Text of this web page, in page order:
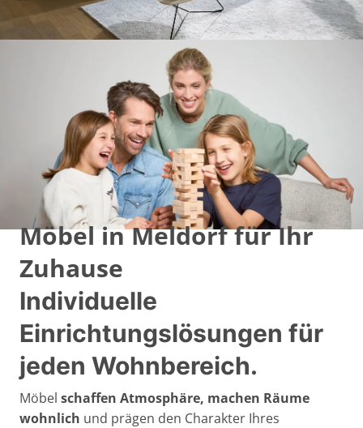
Möbel in Meldorf für Ihr
Zuhause
Individuelle
Einrichtungslösungen für
jeden Wohnbereich.
Möbel schaffen Atmosphäre, machen Räume
wohnlich und prägen den Charakter Ihres